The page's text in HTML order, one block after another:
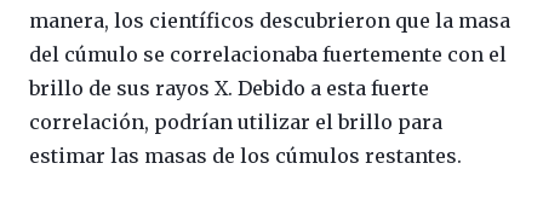
manera, los científicos descubrieron que la masa
del cúmulo se correlacionaba fuertemente con el
brillo de sus rayos X. Debido a esta fuerte
correlación, podrían utilizar el brillo para
estimar las masas de los cúmulos restantes.